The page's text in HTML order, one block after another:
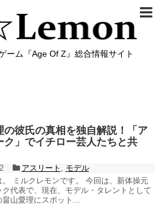
ーム『Age Of Z』総合情報サイト
の彼氏の真相を独自解説！「ア
ク」でイチロー芸人たちと共
アスリート
モデル
。 ミルクレモンです。 今回は、新体操元
ク代表で、現在、モデル・タレントとして
山愛理にスポット...